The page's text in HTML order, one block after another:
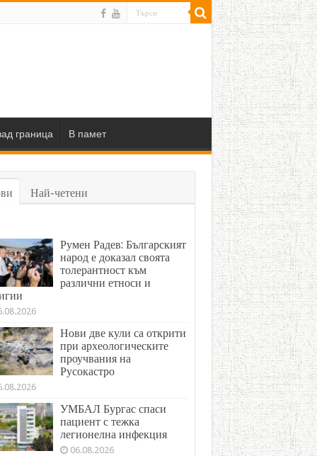
граница В памет
Най-четени
Румен Радев: Българският
народ е доказал своята
толерантност към
различни етноси и
Нови две кули са открити
при археологическите
проучвания на
Русокастро
УМБАЛ Бургас спаси
пациент с тежка
легионелна инфекция
06.08.2026